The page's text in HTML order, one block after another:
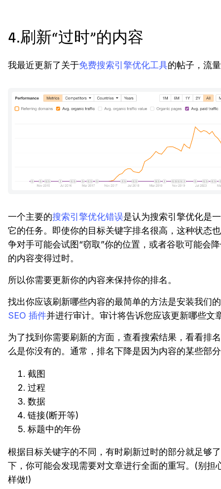
4.刷新“过时”的内容
我最近更新了关于免费搜索引擎优化工具的帖子，流
一个主要的搜索引擎优化错误是认为搜索引擎优化是
它的任务。即使你的目标关键字排名很高，这种状态
争对手可能会试图“窃取”你的位置，或者谷歌可能会
的内容变得过时。
所以你需要更新你的内容来保持你的排名。
找出你应该刷新哪些内容的最简单的方法是安装我们
SEO 插件并进行审计。审计将告诉您应该更新哪些文
为了找到你需要刷新的方面，查看搜索结果，看看排
么是你没有的。通常，排名下降是因为内容的某些部
截图
过程
数据
链接(断开等)
标题中的年份
根据目标关键字的不同，有时刷新过时的部分就足够
下，你可能会发现需要对文章进行全面的重写。(别担
样做!)